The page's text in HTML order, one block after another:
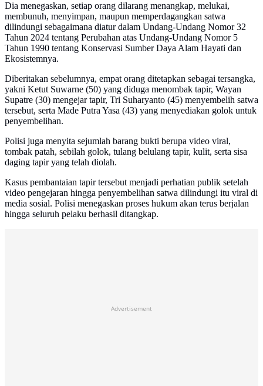
Dia menegaskan, setiap orang dilarang menangkap, melukai,
membunuh, menyimpan, maupun memperdagangkan satwa
dilindungi sebagaimana diatur dalam Undang-Undang Nomor 32
Tahun 2024 tentang Perubahan atas Undang-Undang Nomor 5
Tahun 1990 tentang Konservasi Sumber Daya Alam Hayati dan
Ekosistemnya.
Diberitakan sebelumnya, empat orang ditetapkan sebagai tersangka,
yakni Ketut Suwarne (50) yang diduga menombak tapir, Wayan
Supatre (30) mengejar tapir, Tri Suharyanto (45) menyembelih satwa
tersebut, serta Made Putra Yasa (43) yang menyediakan golok untuk
penyembelihan.
Polisi juga menyita sejumlah barang bukti berupa video viral,
tombak patah, sebilah golok, tulang belulang tapir, kulit, serta sisa
daging tapir yang telah diolah.
Kasus pembantaian tapir tersebut menjadi perhatian publik setelah
video pengejaran hingga penyembelihan satwa dilindungi itu viral di
media sosial. Polisi menegaskan proses hukum akan terus berjalan
hingga seluruh pelaku berhasil ditangkap.
Advertisement